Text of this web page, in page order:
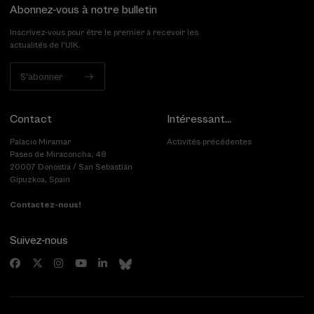
Abonnez-vous à notre bulletin
Inscrivez-vous pour être le premier à recevoir les
actualités de l'UIK.
S'abonner
Contact
Palacio Miramar
Paseo de Miraconcha, 48
20007 Donostia / San Sebastián
Gipuzkoa, Spain
Contactez-nous!
Intéressant...
Activités précédentes
Suivez-nous